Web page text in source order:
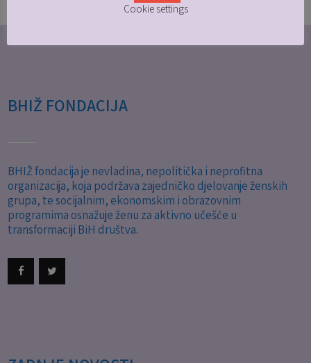
BHIŽ FONDACIJA
BHIŽ fondacija je nevladina, nepolitička i neprofitna
organizacija, koja podržava zajedničko djelovanje ženskih
grupa, te socijalnim, ekonomskim i obrazovnim
programima osnažuje ženu za aktivno učešće u
transformaciji BiH društva.
Accept All
Cookie settings